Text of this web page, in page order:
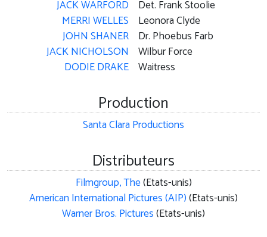
JACK WARFORD
MERRI WELLES
JOHN SHANER
JACK NICHOLSON
DODIE DRAKE
Det. Frank Stoolie
Leonora Clyde
Dr. Phoebus Farb
Wilbur Force
Waitress
Production
Santa Clara Productions
Distributeurs
Filmgroup, The(Etats-unis)
American International Pictures (AIP)(Etats-unis)
Warner Bros. Pictures(Etats-unis)